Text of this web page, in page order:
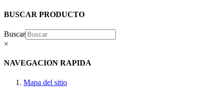
BUSCAR PRODUCTO
Buscar
×
NAVEGACION RAPIDA
Mapa del sitio